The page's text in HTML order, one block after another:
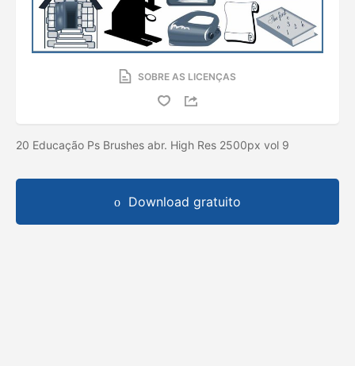
SOBRE AS LICENÇAS
20 Educação Ps Brushes abr. High Res 2500px vol 9
Download gratuito